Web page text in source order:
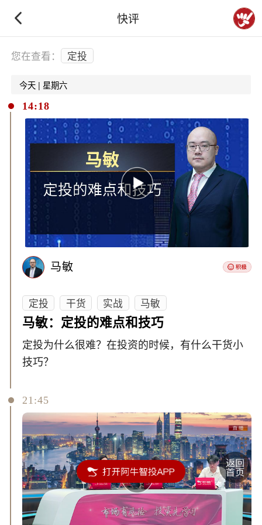
快评
下拉刷新
您在查看： 定投
今天 | 星期六
14:18
马敏
定投 干货 实战
马敏
马敏：定投的难点和技巧
定投为什么很难？在投资的时候，有什么干货小
技巧？
21:45